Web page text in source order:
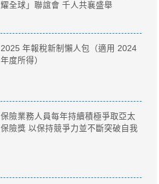
耀全球」聯誼會 千人共襄盛舉
2025 年報稅新制懶人包（適用 2024
年度所得）
保險業務人員每年持續積極爭取亞太
保險獎 以保持競爭力並不斷突破自我